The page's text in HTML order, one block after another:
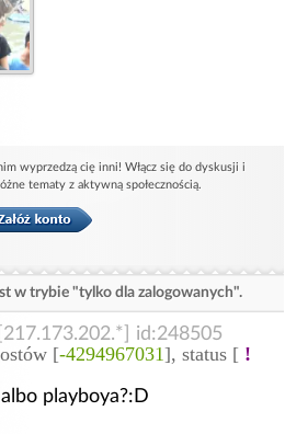
wyprzedzą cię inni! Włącz się do dyskusji i
tematy z aktywną społecznością.
w trybie "tylko dla zalogowanych".
id:248505
[-4294967031], status [ !
playboya?:D